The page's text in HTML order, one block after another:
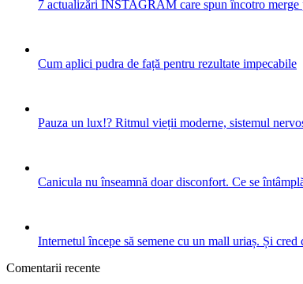
7 actualizări INSTAGRAM care spun încotro merge
Cum aplici pudra de față pentru rezultate impecabile
Pauza un lux!? Ritmul vieții moderne, sistemul
Canicula nu înseamnă doar disconfort. Ce se
Internetul începe să semene cu un mall uriaș. Și
Comentarii recente